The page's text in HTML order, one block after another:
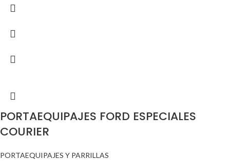
PORTAEQUIPAJES FORD ESPECIALES
COURIER
PORTAEQUIPAJES Y PARRILLAS